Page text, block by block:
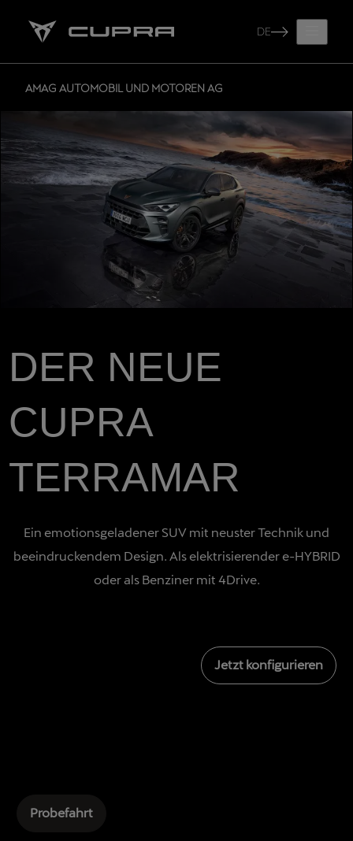
DE
AMAG AUTOMOBIL UND MOTOREN AG
DER NEUE
CUPRA
TERRAMAR
Ein emotionsgeladener SUV mit neuster Technik und
beeindruckendem Design. Als elektrisierender e-HYBRID
oder als Benziner mit 4Drive.
Jetzt konfigurieren
Probefahrt